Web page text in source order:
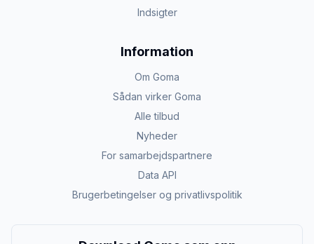
Indsigter
Information
Om Goma
Sådan virker Goma
Alle tilbud
Nyheder
For samarbejdspartnere
Data API
Brugerbetingelser og privatlivspolitik